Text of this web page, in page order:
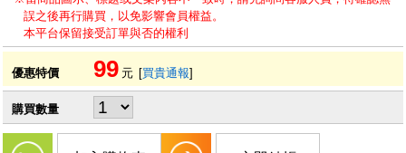
誤之後再行購買，以免影響會員權益。
本平台保留接受訂單與否的權利
優惠特價 99 元 [買貴通報]
購買數量